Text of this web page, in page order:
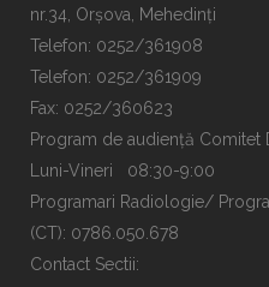
nr.34, Orșova, Mehedinți
Telefon: 0252/361908
Telefon: 0252/361909
Fax: 0252/360623
Program de audiență Comitet
Luni-Vineri 08:30-9:00
Programari Radiologie/
(CT): 0786.050.678
Contact Sectii: